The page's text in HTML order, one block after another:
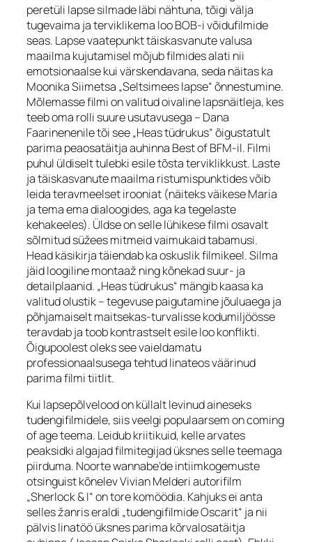
peretüli lapse silmade läbi nähtuna, tõigi välja
tugevaima ja terviklikema loo BOB-i võidufilmide
seas. Lapse vaatepunkt täiskasvanute valusa
maailma kujutamisel mõjub filmides alati nii
emotsionaalse kui värskendavana, seda näitas ka
Moonika Siimetsa „Seltsimees lapse“ õnnestumine.
Mõlemasse filmi on valitud oivaline lapsnäitleja, kes
teeb oma rolli suure usutavusega – Dana
Faarinenenile tõi see „Heas tüdrukus“ õigustatult
parima peaosatäitja auhinna Best of BFM-il. Filmi
puhul üldiselt tulebki esile tõsta terviklikkust. Laste
ja täiskasvanute maailma ristumispunktides võib
leida teravmeelset irooniat (näiteks väikese Maria
ja tema ema dialoogides, aga ka tegelaste
kehakeeles). Üldse on selle lühikese filmi osavalt
sõlmitud süžees mitmeid vaimukaid tabamusi.
Head käsikirja täiendab ka oskuslik filmikeel. Silma
jäid loogiline montaaž ning kõnekad suur- ja
detailplaanid. „Heas tüdrukus“ mängib kaasa ka
valitud olustik – tegevuse paigutamine jõuluaega ja
põhjamaiselt maitsekas-turvalisse kodumiljöösse
teravdab ja toob kontrastselt esile loo konflikti.
Õigupoolest oleks see vaieldamatu
professionaalsusega tehtud linateos väärinud
parima filmi tiitlit.
Kui lapsepõlvelood on küllalt levinud aineseks
tudengifilmidele, siis veelgi populaarsem oncoming
of ageteema. Leidub kriitikuid, kelle arvates
peaksidki algajad filmitegijad üksnes selle teemaga
piirduma. Noortewannabe’de intiimkogemuste
otsinguist kõnelev Vivian Melderi autorifilm
„Sherlock & I“ on tore komöödia. Kahjuks ei anta
selles žanris eraldi „tudengifilmide Oscarit“ ja nii
pälvis linatöö üksnes parima kõrvalosatäitja